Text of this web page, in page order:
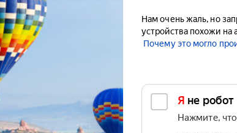
Нам очень жаль, но
устройства похожи на
Почему это могло
Я не робот
Нажмите,